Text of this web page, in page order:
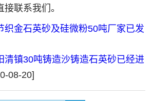
联系我们。
织金石英砂及硅微粉50吨厂家已发
清镇30吨铸造沙铸造石英砂已经进
08-20]